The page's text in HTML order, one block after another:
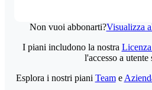
Non vuoi abbonarti?Visualizza
I piani includono la nostra
l'accesso a utente
Esplora i nostri piani Teame